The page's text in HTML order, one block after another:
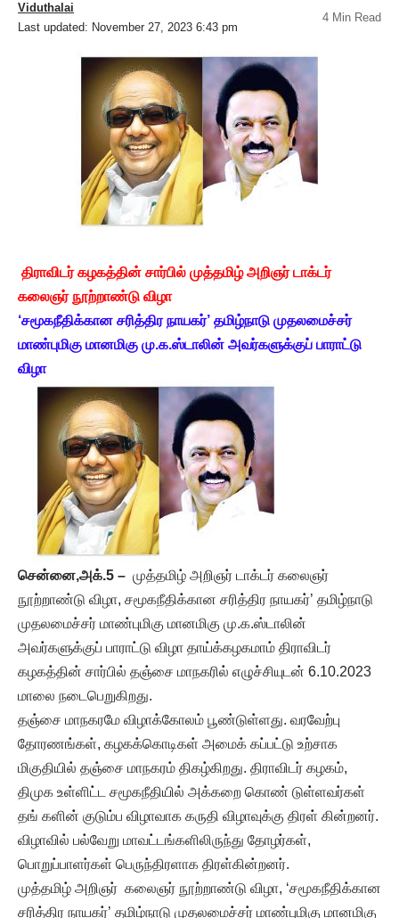
Last updated: November 27, 2023 6:43 pm
Viduthalai
4 Min Read
திராவிடர் கழகத்தின் சார்பில் முத்தமிழ் அறிஞர் டாக்டர்
கலைஞர் நூற்றாண்டு விழா
‘சமூகநீதிக்கான சரித்திர நாயகர்’ தமிழ்நாடு முதலமைச்சர்
மாண்புமிகு மானமிகு மு.க.ஸ்டாலின் அவர்களுக்குப் பாராட்டு
விழா
சென்னை,அக்.5 – முத்தமிழ் அறிஞர் டாக்டர் கலைஞர்
நூற்றாண்டு விழா, சமூகநீதிக்கான சரித்திர நாயகர்’ தமிழ்நாடு
முதலமைச்சர் மாண்புமிகு மானமிகு மு.க.ஸ்டாலின்
அவர்களுக்குப் பாராட்டு விழா தாய்க்கழகமாம் திராவிடர்
கழகத்தின் சார்பில் தஞ்சை மாநகரில் எழுச்சியுடன் 6.10.2023
மாலை நடைபெறுகிறது.
தஞ்சை மாநகரமே விழாக்கோலம் பூண்டுள்ளது. வரவேற்பு
தோரணங்கள், கழகக்கொடிகள் அமைக் கப்பட்டு உற்சாக
மிகுதியில் தஞ்சை மாநகரம் திகழ்கிறது. திராவிடர் கழகம்,
திமுக உள்ளிட்ட சமூகநீதியில் அக்கறை கொண் டுள்ளவர்கள்
தங் களின் குடும்ப விழாவாக கருதி விழாவுக்கு திரள் கின்றனர்.
விழாவில் பல்வேறு மாவட்டங்களிலிருந்து தோழர்கள்,
பொறுப்பாளர்கள் பெருந்திரளாக திரள்கின்றனர்.
முத்தமிழ் அறிஞர் கலைஞர் நூற்றாண்டு விழா, ‘சமூகநீதிக்கான
சரித்திர நாயகர்’ தமிழ்நாடு முதலமைச்சர் மாண்புமிகு மானமிகு